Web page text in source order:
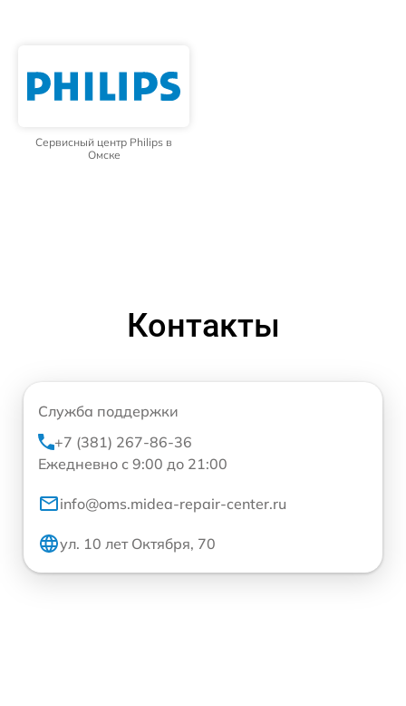
Сервисный центр Philips в
Омске
Контакты
Служба поддержки
+7 (381) 267-86-36
Ежедневно с 9:00 до 21:00
info@oms.midea-repair-center.ru
ул. 10 лет Октября, 70